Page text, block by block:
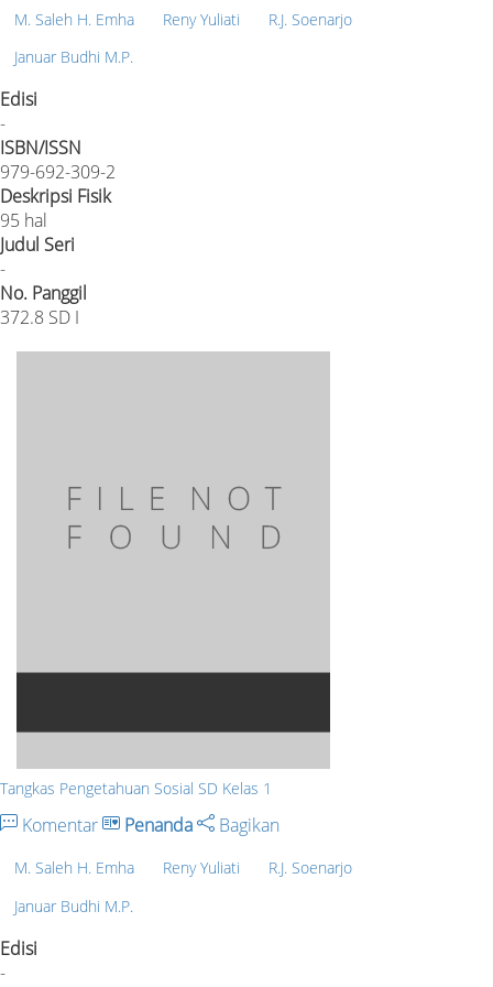
M. Saleh H. Emha Reny Yuliati
R.J. Soenarjo
Januar Budhi M.P.
Edisi
-
ISBN/ISSN
979-692-309-2
Deskripsi Fisik
95 hal
Judul Seri
-
No. Panggil
372.8 SD I
Tangkas Pengetahuan Sosial SD Kelas 1
Komentar Penanda Bagikan
M. Saleh H. Emha Reny Yuliati
R.J. Soenarjo
Januar Budhi M.P.
Edisi
-